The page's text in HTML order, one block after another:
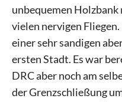
unbequemen
vielen nervigen Fliegen.
einer sehr sandigen
ersten Stadt. Es war
DRC aber noch am
der Grenzschließung